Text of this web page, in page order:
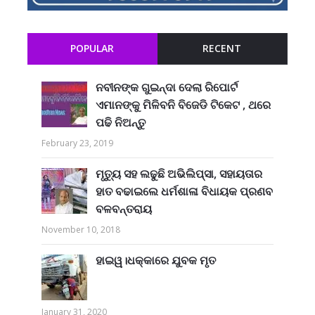
POPULAR RECENT
ନବୀନଙ୍କ ଗୁଇନ୍ଦା ଦେଲା ରିପୋର୍ଟ
ଏମାନଙ୍କୁ ମିଳିବନି ବିଜେଡି ଟିକେଟ , ଥରେ
ପଢି ନିଅନ୍ତୁ
February 23, 2019
ମୃତ୍ୟୁ ସହ ଲଢୁଛି ଅଭିଲିପ୍ସା, ସହାୟତାର
ହାତ ବଢାଇଲେ ଧର୍ମଶାଳା ବିଧାୟକ ପ୍ରଣବ
ବଳବନ୍ତରାୟ
November 10, 2018
ହାଇୱ।ଧକ୍କାରେ ଯୁବକ ମୃତ
January 31, 2020